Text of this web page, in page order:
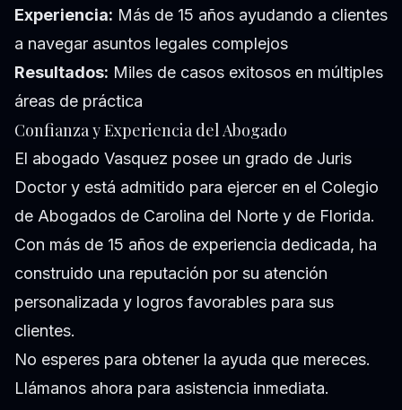
Experiencia: Más de 15 años ayudando a clientes
a navegar asuntos legales complejos
Resultados: Miles de casos exitosos en múltiples
áreas de práctica
Confianza y Experiencia del Abogado
El abogado Vasquez posee un grado de Juris
Doctor y está admitido para ejercer en el Colegio
de Abogados de Carolina del Norte y de Florida.
Con más de 15 años de experiencia dedicada, ha
construido una reputación por su atención
personalizada y logros favorables para sus
clientes.
No esperes para obtener la ayuda que mereces.
Llámanos ahora para asistencia inmediata.